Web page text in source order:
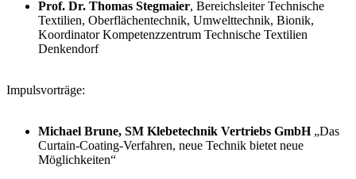
Prof. Dr. Thomas Stegmaier, Bereichsleiter Technische
Textilien, Oberflächentechnik, Umwelttechnik, Bionik,
Koordinator Kompetenzzentrum Technische Textilien
Denkendorf
Impulsvorträge:
Michael Brune, SM Klebetechnik Vertriebs GmbH„Das
Curtain-Coating-Verfahren, neue Technik bietet neue
Möglichkeiten“